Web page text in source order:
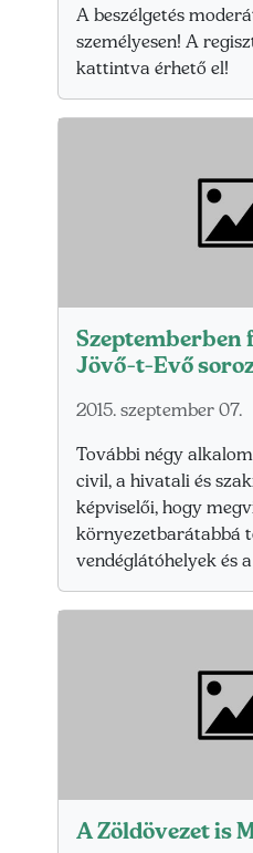
A beszélgetés
személyesen! A
kattintva érhető el!
Szeptemberben
Jövő-t-Evő
2015. szeptember 07.
További négy
civil, a hivatali és
képviselői, hogy
környezetbarátabbá
vendéglátóhelyek és
A Zöldövezet is